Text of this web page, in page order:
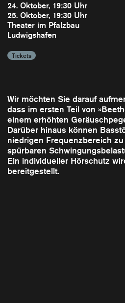
24. Oktober, 19:30 Uhr
25. Oktober, 19:30 Uhr
Theater im Pfalzbau
Ludwigshafen
Tickets
Wir möchten Sie darauf
dass im ersten Teil von
einem erhöhten
Darüber hinaus können
niedrigen Frequenzbereich
spürbaren
Ein individueller Hörschutz
bereitgestellt.